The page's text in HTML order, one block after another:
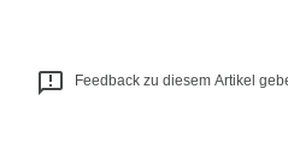
Feedback zu diesem Artikel